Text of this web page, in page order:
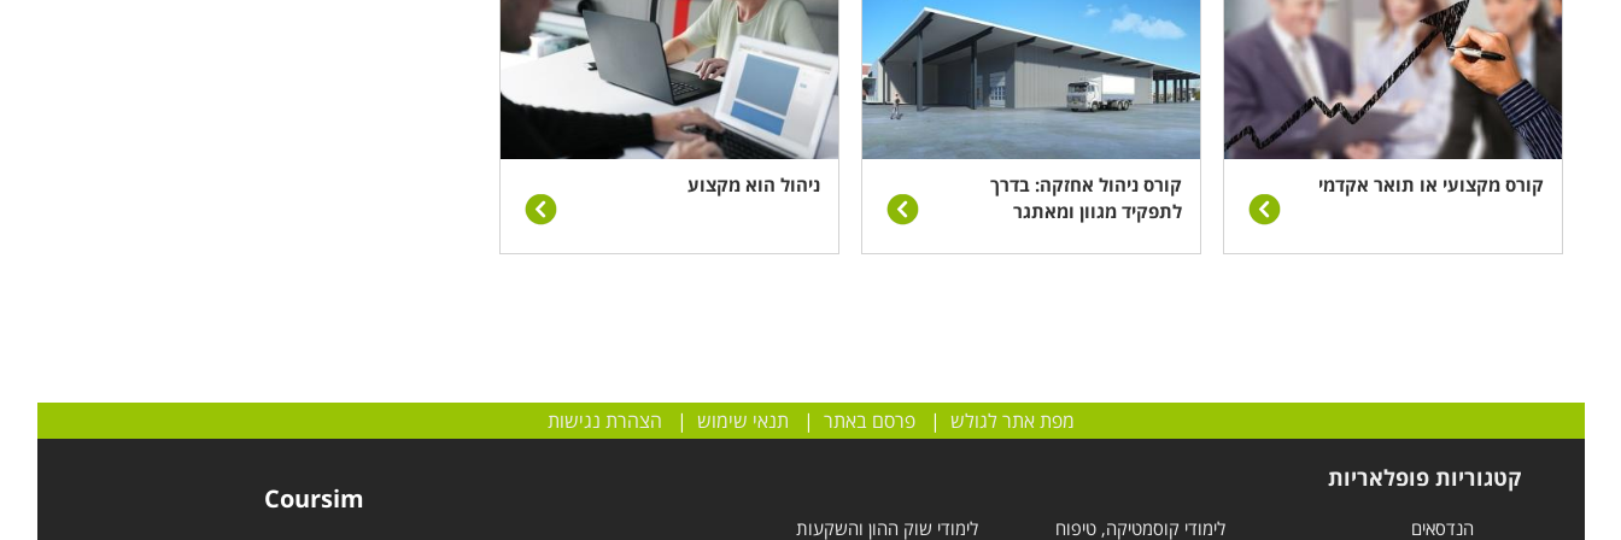
קורס מקצועי או תואר אקדמי
קורס ניהול אחזקה: בדרך
לתפקיד מגוון ומאתגר
ניהול הוא מקצוע
מפת אתר לגולש |פרסם באתר | תנאי שימוש | הצהרת נגישות
קטגוריות פופלאריות
הנדסאים לימודי קוסמטיקה, טיפוח לימודי שוק ההון והשקעות
Coursim